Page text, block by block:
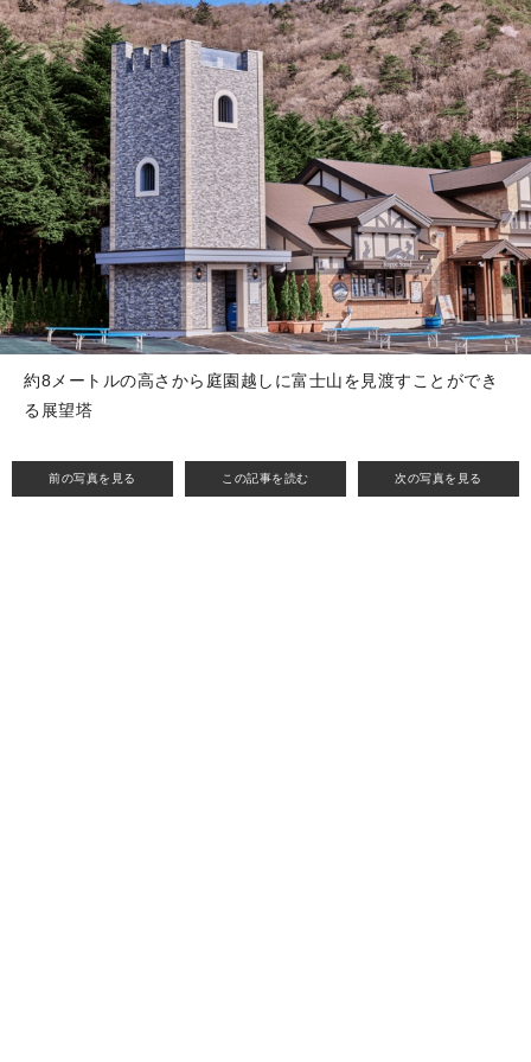
前の写真を見る この記事を読む 次の写真を見る
約8メートルの高さから庭園越しに富士山を見渡すことができ
る展望塔